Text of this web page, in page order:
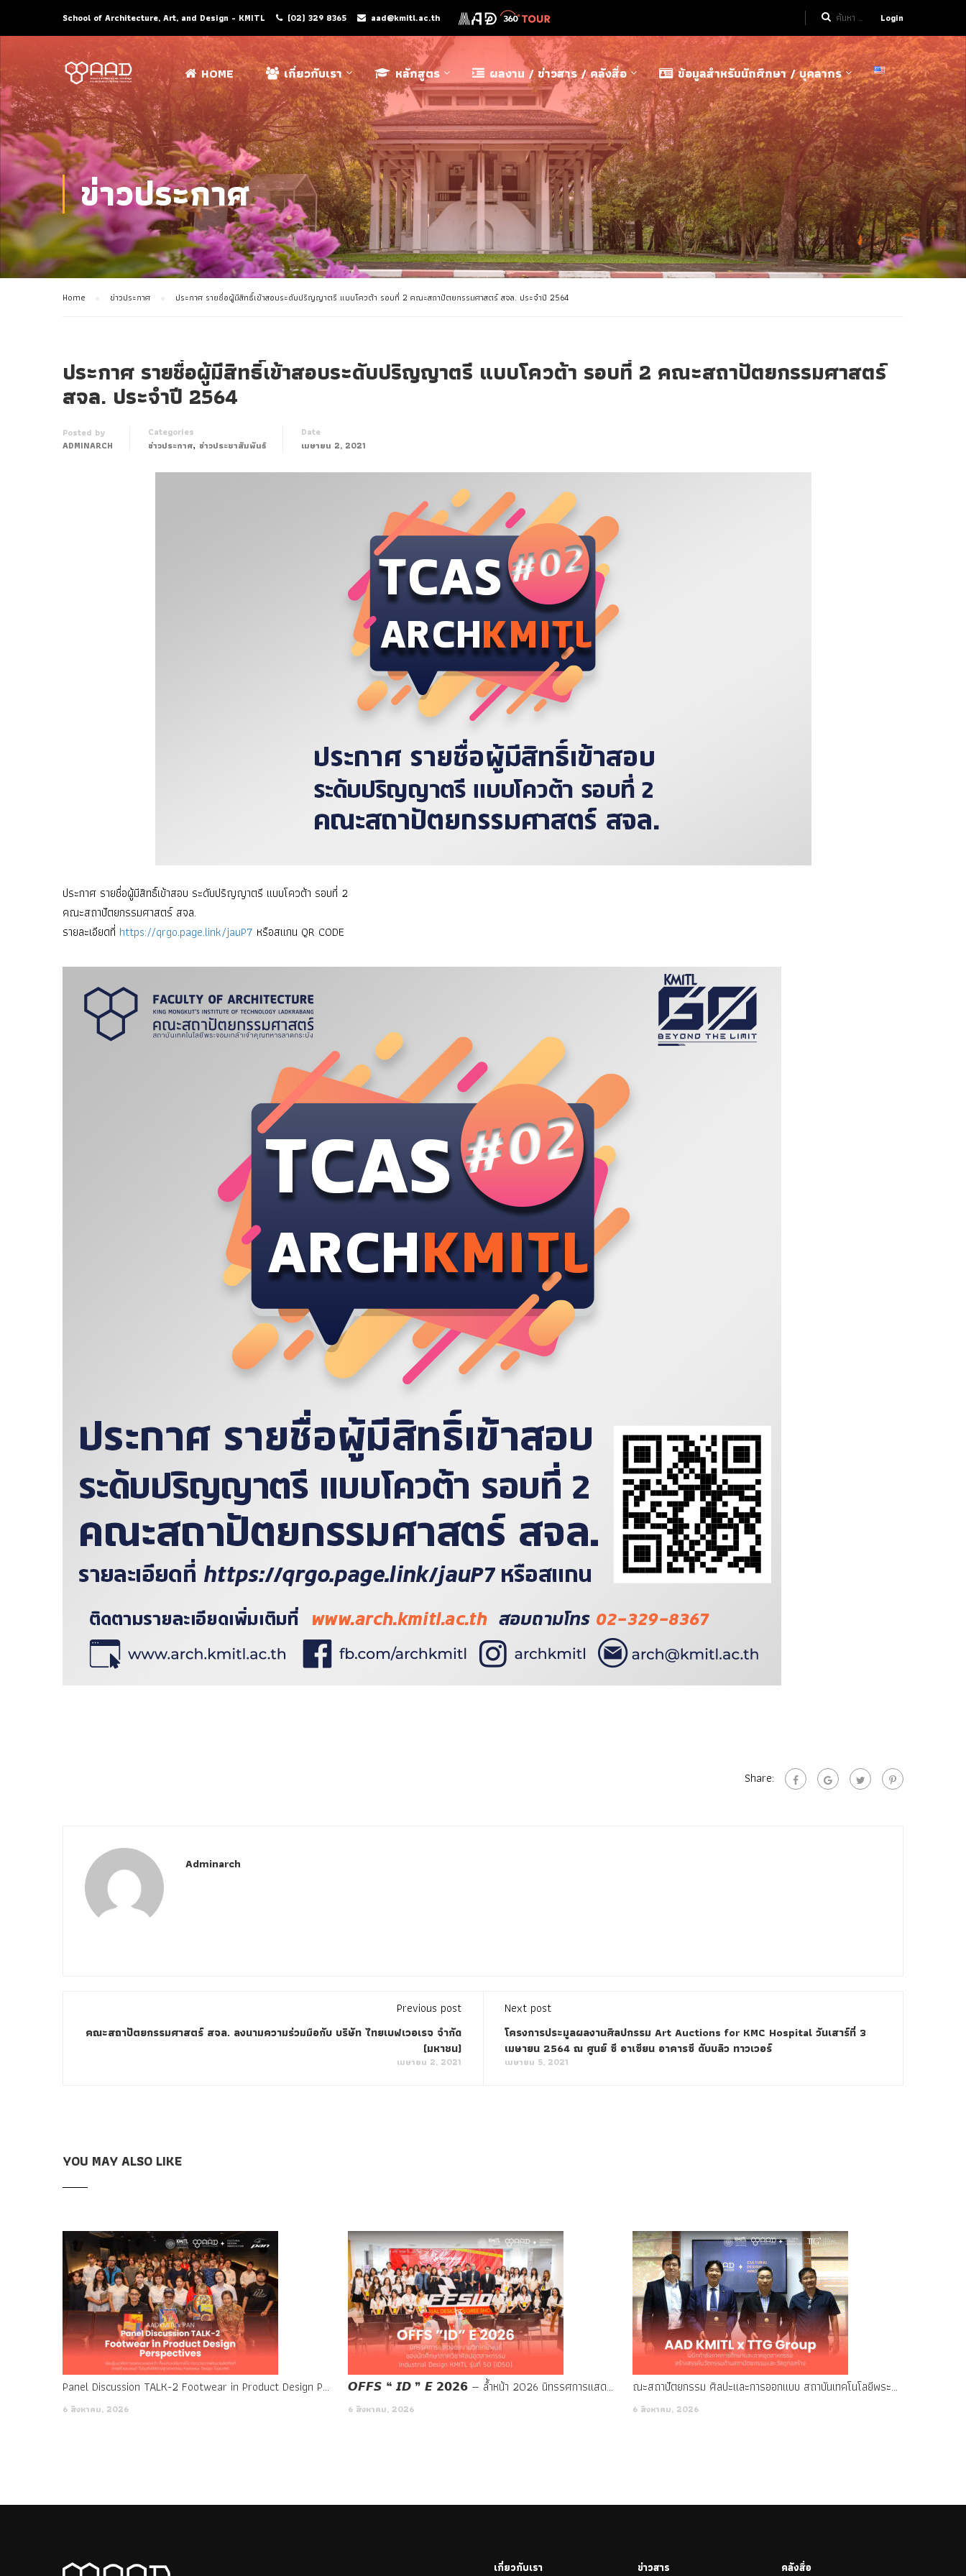
School of Architecture, Art, and Design - KMITL (02) 329 8365 aad@kmitl.ac.th Login
HOME เกี่ยวกับเรา หลักสูตร ผลงาน / ข่าวสาร / คลังสื่อ ข้อมูลสำหรับนักศึกษา / บุคลากร
ข่าวประกาศ
Home ข่าวประกาศ ประกาศ รายชื่อผู้มีสิทธิ์เข้าสอบระดับปริญญาตรี แบบโควต้า รอบที่ 2 คณะสถาปัตยกรรมศาสตร์ สจล. ประจำปี 2564
ประกาศ รายชื่อผู้มีสิทธิ์เข้าสอบระดับปริญญาตรี แบบโควต้า รอบที่ 2 คณะสถาปัตยกรรมศาสตร์
สจล. ประจำปี 2564
Posted by
ADMINARCH
Categories
ข่าวประกาศ, ข่าวประชาสัมพันธ์
Date
เมษายน 2, 2021
ประกาศ รายชื่อผู้มีสิทธิ์เข้าสอบ ระดับปริญญาตรี แบบโควต้า รอบที่ 2
คณะสถาปัตยกรรมศาสตร์ สจล.
รายละเอียดที่ https://qrgo.page.link/jauP7 หรือสแกน QR CODE
Share:
Adminarch
Previous post
คณะสถาปัตยกรรมศาสตร์ สจล. ลงนามความร่วมมือกับ บริษัท ไทยเบฟเวอเรจ จำกัด
(มหาชน)
เมษายน 2, 2021
Next post
โครงการประมูลผลงานศิลปกรรม Art Auctions for KMC Hospital วันเสาร์ที่ 3
เมษายน 2564 ณ ศูนย์ ซี อาเซียน อาคารซี ดับบลิว ทาวเวอร์
เมษายน 5, 2021
YOU MAY ALSO LIKE
Panel Discussion TALK-2 Footwear in Product Design Perspectives
6 สิงหาคม, 2026
𝙊𝙁𝙁𝙎 ❝ 𝙄𝘿 ❞ 𝙀 𝟮𝟬𝟮𝟲 — ล้ำหน้า 2026 นิทรรศการแสดงผลงานวิทยานิพนธ์ของนักศึกษาภาควิชาศิลปอุตสาหกรรม Industrial Design KMITL รุ่นที่ 50 (ID50)
6 สิงหาคม, 2026
ณะสถาปัตยกรรม ศิลปะและการออกแบบ สถาบันเทคโนโลยีพระจอมเกล้าเจ้าคุณทหารลาดกระบัง (สจล.) ร่วมลงนามบันทึกข้อตกลงความร่วมมือทางวิชาการ (MOU) กับ บริษัท ไทยเทคโนกลาส กรุ๊ป จำกัด (มหาชน) (TTG Group)
6 สิงหาคม, 2026
เกี่ยวกับเรา ข่าวสาร คลังสื่อ